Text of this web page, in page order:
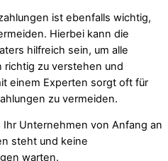
ist ebenfalls wichtig,
Hierbei kann die
hilfreich sein, um alle
richtig zu verstehen und
einem Experten sorgt oft für
zu vermeiden.
Ihr Unternehmen von Anfang an
steht und keine
warten.